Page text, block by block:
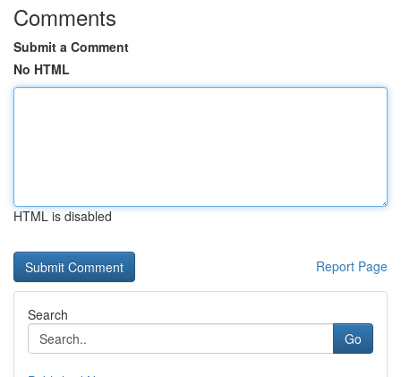
Comments
Submit a Comment
No HTML
HTML is disabled
Report Page
Search
Go